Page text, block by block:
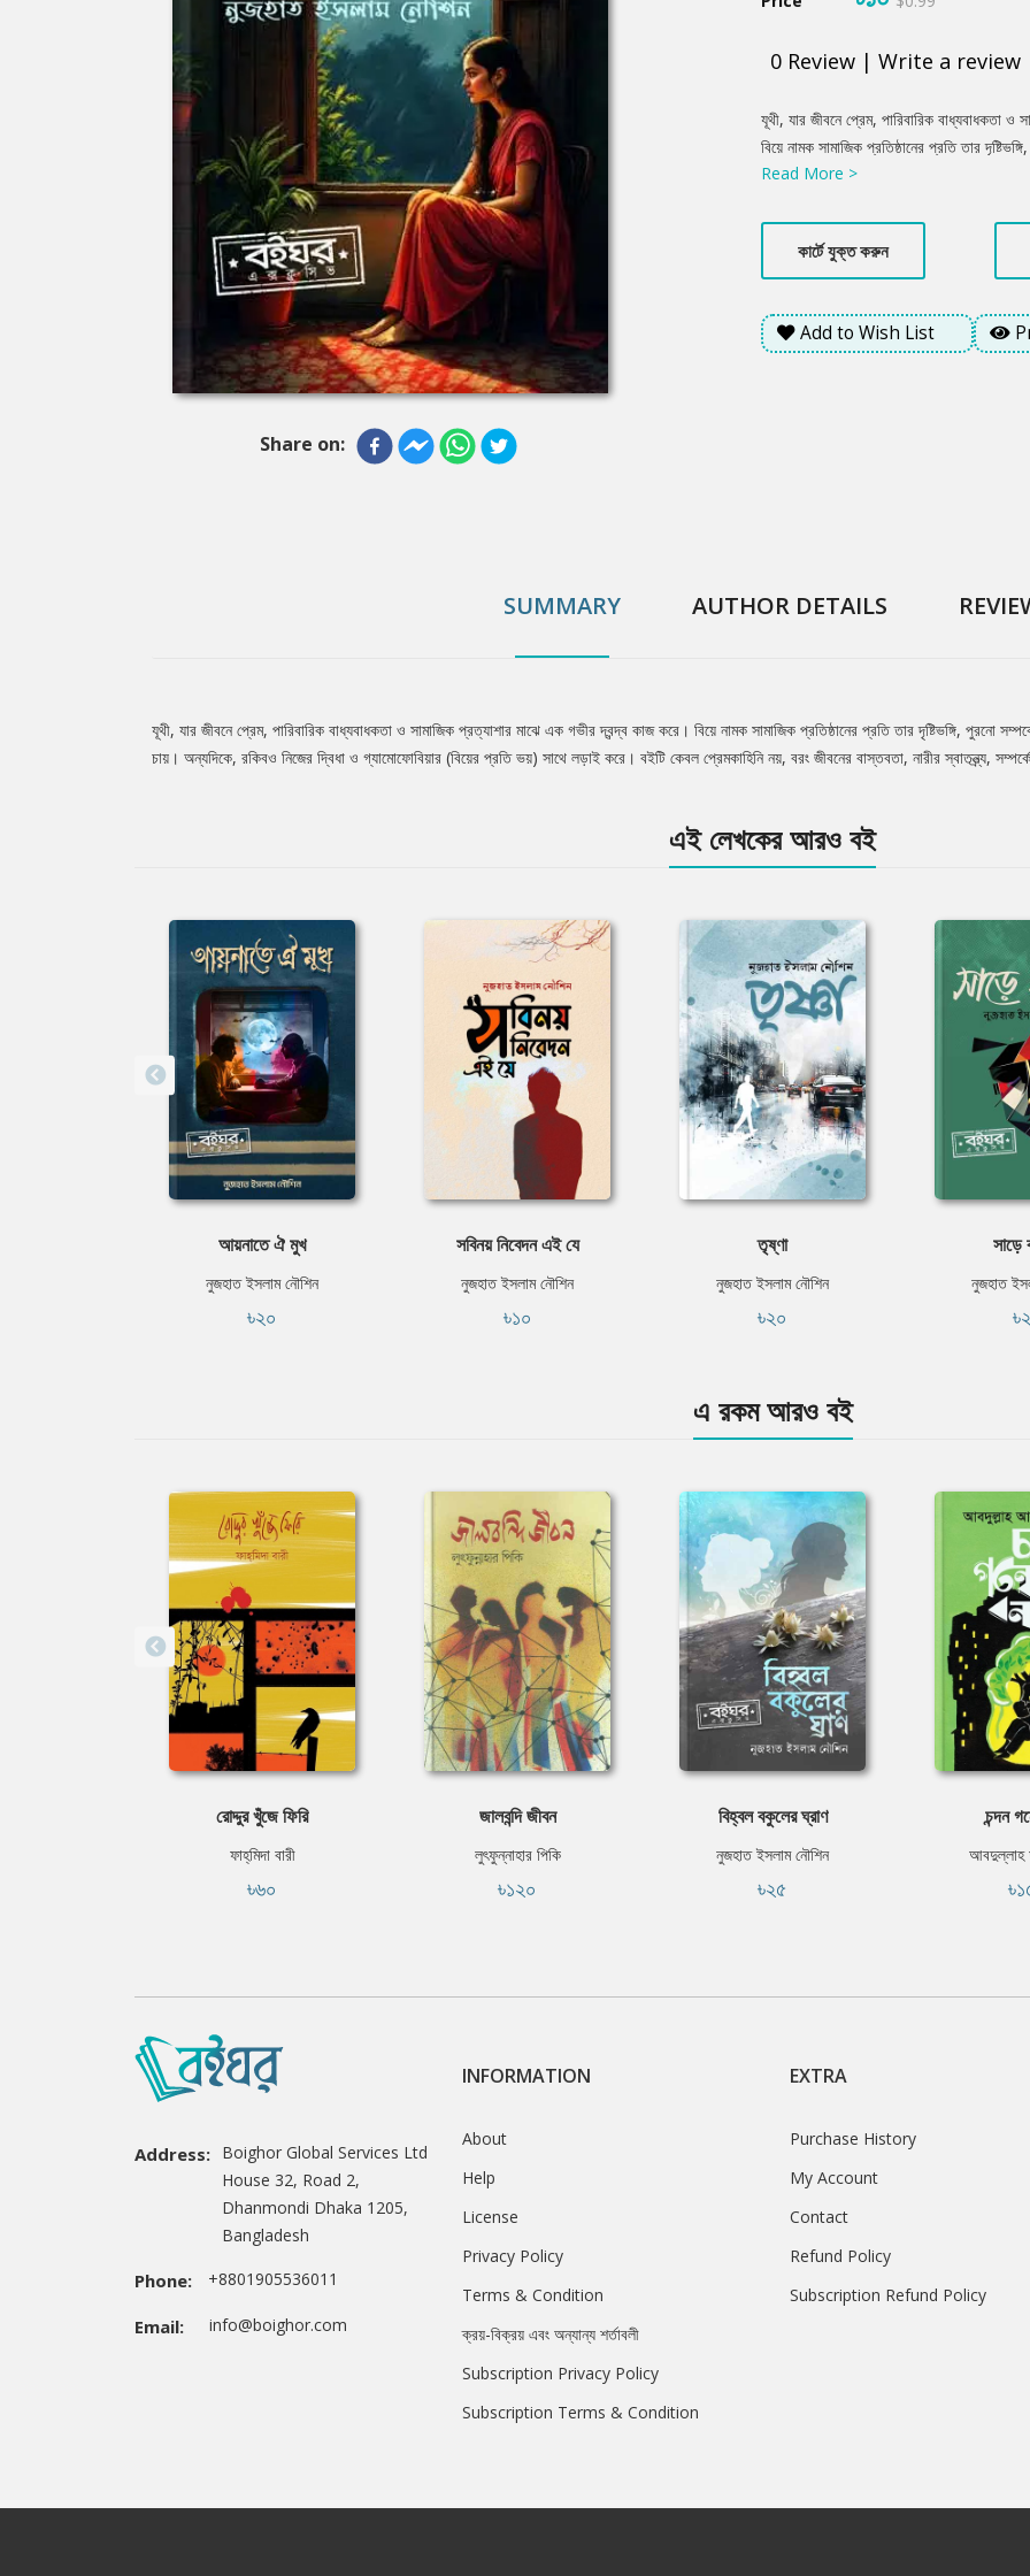
Share on:
0 Review | Write a review
Product
Summery
যূথী, যার জীবনে প্রেম, পারিবারিক বাধ্যবাধকতা
বিয়ে নামক সামাজিক প্রতিষ্ঠানের প্রতি তার
সে নিজের অবস্থান খুঁজে পেতে চায়। অন্যদিকে,
মধুরতা ও তিক্ততার মিশেলে রচিত এক জীবনঘনিষ্ঠ
Read More >
কার্টে যুক্ত করুন
Add to Wish List
SUMMARY AUTHOR DETAILS
Tab
যূথী, যার জীবনে প্রেম, পারিবারিক বাধ্যবাধকতা ও সামাজিক প্রত্যাশার মাঝে এক গভীর দ্বন্দ্ব কাজ করে। বিয়ে নামক সামাজিক প্রতিষ্ঠানের প্রতি তার দৃষ্টিভঙ্গি, পুরনো
চায়। অন্যদিকে, রকিবও নিজের দ্বিধা ও গ্যামোফোবিয়ার (বিয়ের প্রতি ভয়) সাথে লড়াই করে। বইটি কেবল প্রেমকাহিনি নয়, বরং জীবনের বাস্তবতা, নারীর স্বাতন্ত্র্য,
এই লেখকের আরও বই
আয়নাতে ঐ মুখ
নুজহাত ইসলাম নৌশিন
৳২০
সবিনয় নিবেদন এই যে
নুজহাত ইসলাম নৌশিন
৳১০
তৃষ্ণা
নুজহাত ইসলাম নৌশিন
৳২০
সাড়ে
নুজহাত
এ রকম আরও বই
রোদ্দুর খুঁজে ফিরি
ফাহ্‌মিদা বারী
৳৬০
জালবন্দি জীবন
লুৎফুন্নাহার পিকি
৳১২০
বিহ্বল বকুলের ঘ্রাণ
নুজহাত ইসলাম নৌশিন
৳২৫
চন্দন
আবদুল্লাহ
Address: Boighor Global Services Ltd
House 32, Road 2,
Dhanmondi Dhaka 1205,
Bangladesh
Phone: +8801905536011
Email: info@boighor.com
INFORMATION
About
Help
License
Privacy Policy
Terms & Condition
ক্রয়-বিক্রয় এবং অন্যান্য শর্তাবলী
Subscription Privacy Policy
Subscription Terms & Condition
EXTRA
Purchase History
My Account
Contact
Refund Policy
Subscription Refund Policy